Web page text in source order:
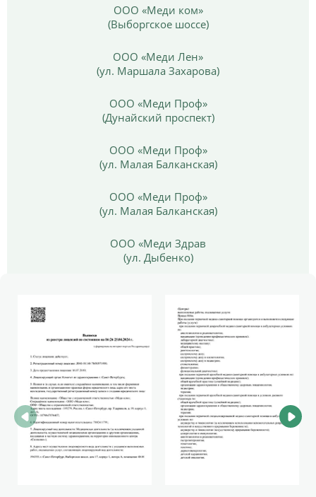
ООО «Меди ком»
(Выборгское шоссе)
ООО «Меди Лен»
(ул. Маршала Захарова)
ООО «Меди Проф»
(Дунайский проспект)
ООО «Меди Проф»
(ул. Малая Балканская)
ООО «Меди Проф»
(ул. Малая Балканская)
ООО «Меди Здрав
(ул. Дыбенко)